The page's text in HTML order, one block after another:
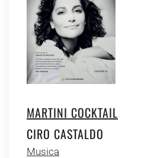
MARTINI COCKTAIL
CIRO CASTALDO
Musica